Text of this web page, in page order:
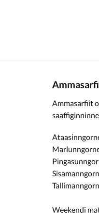
Ammasarfiit
Weekendi